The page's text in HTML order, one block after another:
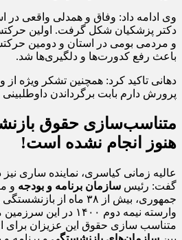
وی ادامه داد: وفاق و همدلی واقعی در
دکتر پزشکیان شکل گرفت. اولین
و مردمی بومی در استان و دومین
باعث رفع کدورت‌ها و دلگیری‌ها شد.
دهانی تاکید کرد: همچنین تشکر ویژه
پرورش دارم بابت برگرداندن داوطلبینی که
متناسب‌سازی حقوق
هنوز انجام نشده است!
عالیه زمانی کیاسری، نماینده ساری
گفت: رئیس سازمان برنامه و بودجه و
وارسته نیمه دوم ۱۴۰۰
متناسب سازی حقوق این عزیزان برای